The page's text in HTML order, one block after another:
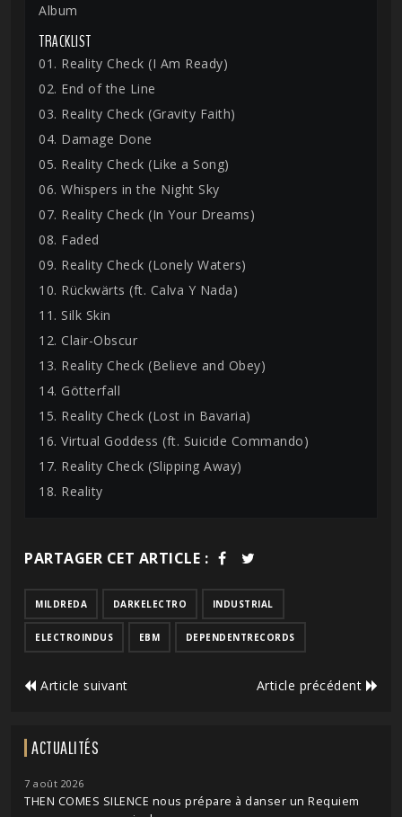
Album
TRACKLIST
01. Reality Check (I Am Ready)
02. End of the Line
03. Reality Check (Gravity Faith)
04. Damage Done
05. Reality Check (Like a Song)
06. Whispers in the Night Sky
07. Reality Check (In Your Dreams)
08. Faded
09. Reality Check (Lonely Waters)
10. Rückwärts (ft. Calva Y Nada)
11. Silk Skin
12. Clair-Obscur
13. Reality Check (Believe and Obey)
14. Götterfall
15. Reality Check (Lost in Bavaria)
16. Virtual Goddess (ft. Suicide Commando)
17. Reality Check (Slipping Away)
18. Reality
PARTAGER CET ARTICLE :
MILDREDA DARKELECTRO INDUSTRIAL
ELECTROINDUS EBM DEPENDENTRECORDS
Article suivant Article précédent
ACTUALITÉS
7 août 2026
THEN COMES SILENCE nous prépare à danser un Requiem